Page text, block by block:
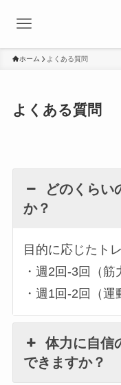
ホーム よくある質問
よくある質問
どのくらい
か？
目的に応じたト
・週2回-3回（筋
・週1回-2回（運
体力に自信
できますか？